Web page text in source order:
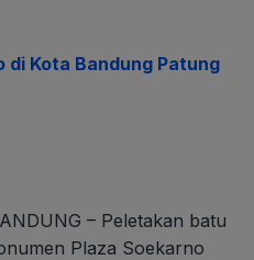
di Kota Bandung Patung
– Peletakan batu
Plaza Soekarno